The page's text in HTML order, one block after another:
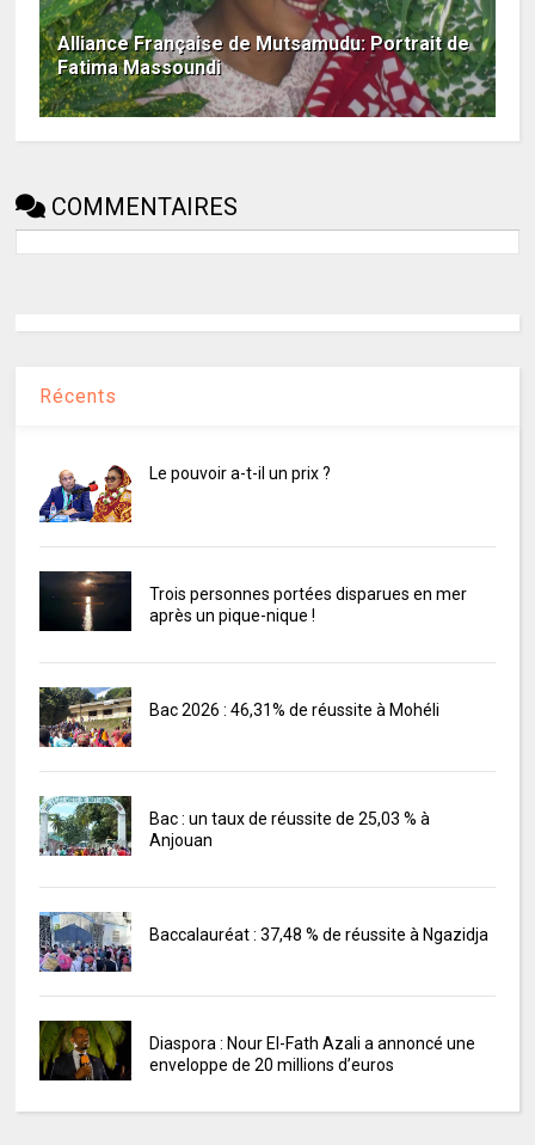
Alliance Française de Mutsamudu: Portrait de
Fatima Massoundi
COMMENTAIRES
Récents
Le pouvoir a-t-il un prix ?
Trois personnes portées disparues en mer
après un pique-nique !
Bac 2026 : 46,31% de réussite à Mohéli
Bac : un taux de réussite de 25,03 % à
Anjouan
Baccalauréat : 37,48 % de réussite à Ngazidja
Diaspora : Nour El-Fath Azali a annoncé une
enveloppe de 20 millions d’euros